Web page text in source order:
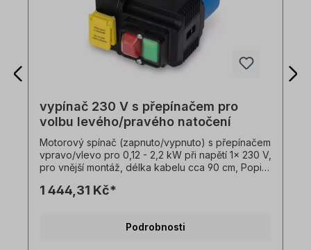
vypínač 230 V s přepínačem pro
volbu levého/pravého natočení
Motorový spínač (zapnuto/vypnuto) s přepínačem
vpravo/vlevo pro 0,12 - 2,2 kW při napětí 1x 230 V,
pro vnější montáž, délka kabelu cca 90 cm, Popis:
1x230V,- teplota okolí -5°C až +40°C- límcová
1 444,31 Kč*
Podrobnosti